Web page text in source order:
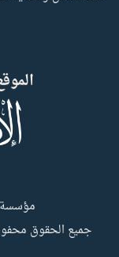
مؤسسة
جميع الحقوق